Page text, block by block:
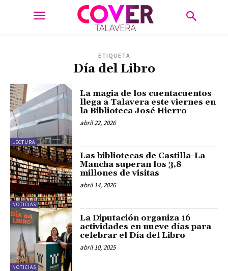
ETIQUETA
Día del Libro
LECTURA
La magia de los cuentacuentos
llega a Talavera este viernes en
la Biblioteca José Hierro
abril 22, 2026
NOTICIAS
Las bibliotecas de Castilla-La
Mancha superan los 3,8
millones de visitas
abril 14, 2026
NOTICIAS
La Diputación organiza 16
actividades en nueve días para
celebrar el Día del Libro
abril 10, 2025